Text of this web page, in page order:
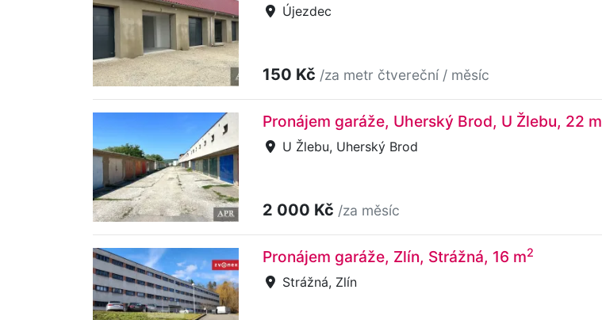
Újezdec
150 Kč /za metr čtvereční / měsíc
Pronájem garáže, Uherský Brod, U Žlebu, 22 m
U Žlebu, Uherský Brod
2 000 Kč /za měsíc
Pronájem garáže, Zlín, Strážná, 16 m2
Strážná, Zlín